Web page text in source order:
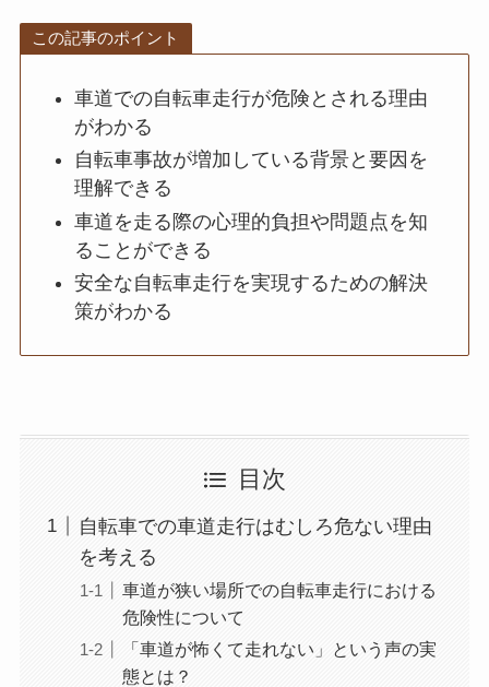
この記事のポイント
車道での自転車走行が危険とされる理由
がわかる
自転車事故が増加している背景と要因を
理解できる
車道を走る際の心理的負担や問題点を知
ることができる
安全な自転車走行を実現するための解決
策がわかる
目次
自転車での車道走行はむしろ危ない理由
を考える
車道が狭い場所での自転車走行における
危険性について
「車道が怖くて走れない」という声の実
態とは？